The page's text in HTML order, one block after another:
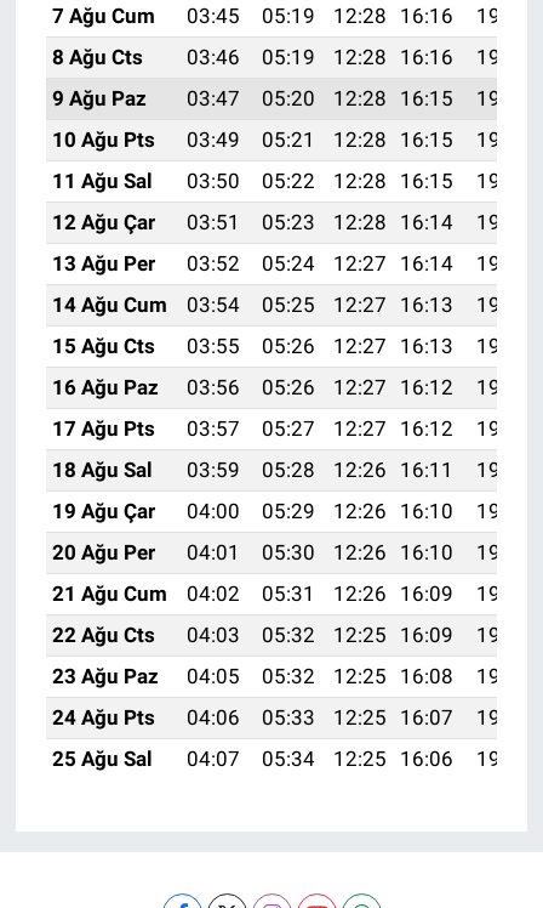
7 Ağu Cum
03:45 05:19 12:28 16:16
19:28
8 Ağu Cts
03:46 05:19 12:28 16:16
19:27
9 Ağu Paz
03:47 05:20 12:28 16:15
19:26
10 Ağu Pts
03:49 05:21 12:28 16:15
19:25
11 Ağu Sal
03:50 05:22 12:28 16:15
19:23
12 Ağu Çar
03:51 05:23 12:28 16:14
19:22
13 Ağu Per
03:52 05:24 12:27 16:14
19:21
14 Ağu Cum
03:54 05:25 12:27 16:13
19:20
15 Ağu Cts
03:55 05:26 12:27 16:13
19:18
16 Ağu Paz
03:56 05:26 12:27 16:12
19:17
17 Ağu Pts
03:57 05:27 12:27 16:12
19:16
18 Ağu Sal
03:59 05:28 12:26 16:11
19:15
19 Ağu Çar
04:00 05:29 12:26 16:10
19:13
20 Ağu Per
04:01 05:30 12:26 16:10
19:12
21 Ağu Cum
04:02 05:31 12:26 16:09
19:11
22 Ağu Cts
04:03 05:32 12:25 16:09
19:09
23 Ağu Paz
04:05 05:32 12:25 16:08
19:08
24 Ağu Pts
04:06 05:33 12:25 16:07
19:07
25 Ağu Sal
04:07 05:34 12:25 16:06 19:05